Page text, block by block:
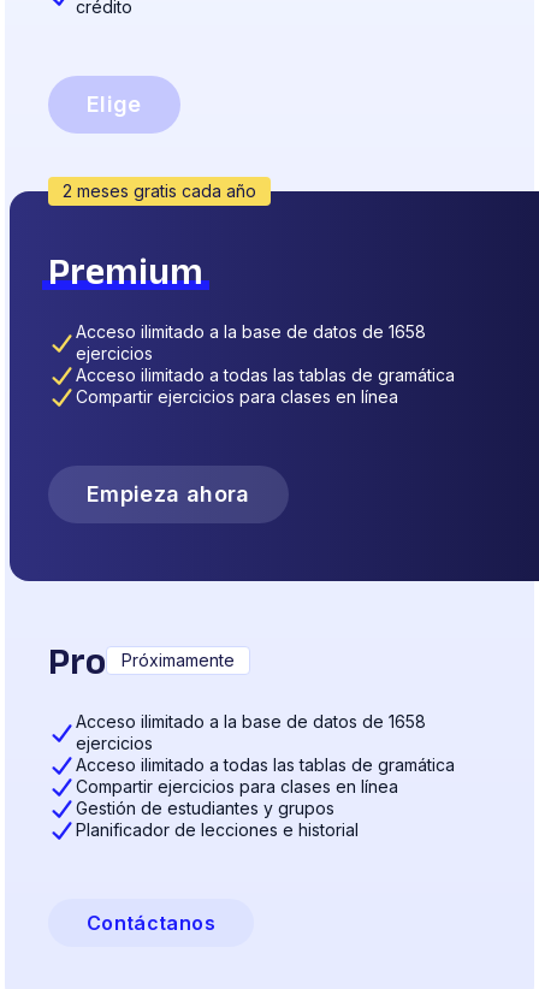
crédito
Elige
2 meses gratis cada año
Premium
Acceso ilimitado a la base de datos de 1658
ejercicios
Acceso ilimitado a todas las tablas de gramática
Compartir ejercicios para clases en línea
Empieza ahora
Pro Próximamente
Acceso ilimitado a la base de datos de 1658
ejercicios
Acceso ilimitado a todas las tablas de gramática
Compartir ejercicios para clases en línea
Gestión de estudiantes y grupos
Planificador de lecciones e historial
Contáctanos